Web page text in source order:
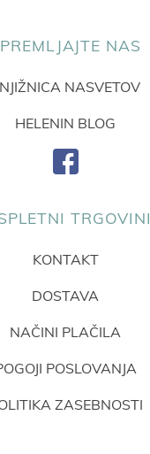
NAS
NASVETOV
HELENIN BLOG
TRGOVINI
KONTAKT
DOSTAVA
NAČINI PLAČILA
POSLOVANJA
ZASEBNOSTI